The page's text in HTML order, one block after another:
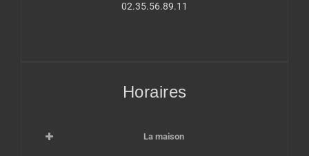
02.35.56.89.11
Horaires
La maison